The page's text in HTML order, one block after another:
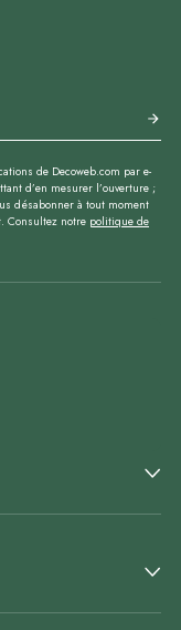
de Decoweb.com par e-
d’en mesurer l’ouverture ;
désabonner à tout moment
Consultez notre politique de